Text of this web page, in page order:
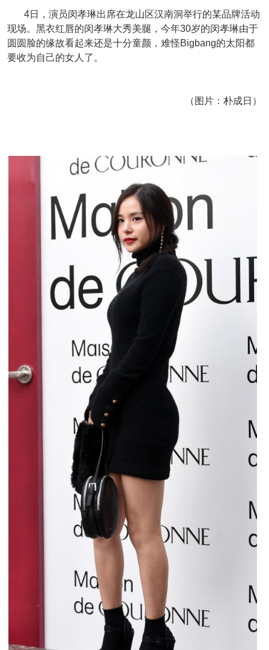
4日，演员闵孝琳出席在龙山区汉南洞举行的某品牌活动
现场。黑衣红唇的闵孝琳大秀美腿，今年30岁的闵孝琳由于
圆圆脸的缘故看起来还是十分童颜，难怪Bigbang的太阳都
要收为自己的女人了。
（图片：朴成日）